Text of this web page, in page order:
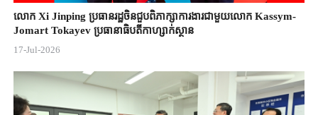
លោក Xi Jinping ប្រធានរដ្ឋចិន​ជួបពិភាក្សា​ការងារជាមួយ​លោក Kassym-
Jomart ​Tokayev ​ប្រធានាធិបតី​កាហ្សាក់ស្ថាន​
17-Jul-2026